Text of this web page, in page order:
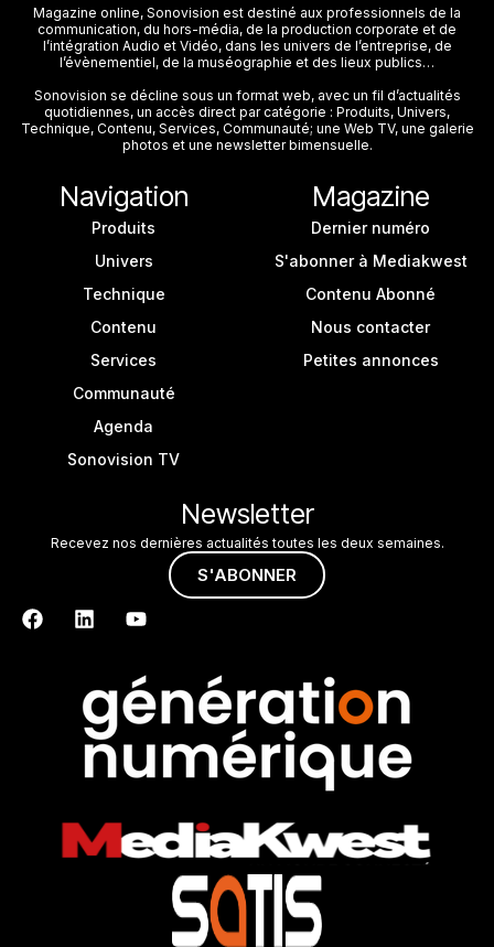
Magazine online, Sonovision est destiné aux professionnels de la
communication, du hors-média, de la production corporate et de
l’intégration Audio et Vidéo, dans les univers de l’entreprise, de
l’évènementiel, de la muséographie et des lieux publics…
Sonovision se décline sous un format web, avec un fil d’actualités
quotidiennes, un accès direct par catégorie : Produits, Univers,
Technique, Contenu, Services, Communauté; une Web TV, une galerie
photos et une newsletter bimensuelle.
Navigation
Produits
Univers
Technique
Contenu
Services
Communauté
Agenda
Sonovision TV
Magazine
Dernier numéro
S'abonner à Mediakwest
Contenu Abonné
Nous contacter
Petites annonces
Newsletter
Recevez nos dernières actualités toutes les deux semaines.
S'ABONNER